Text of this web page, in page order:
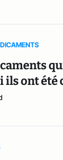
ils ont été